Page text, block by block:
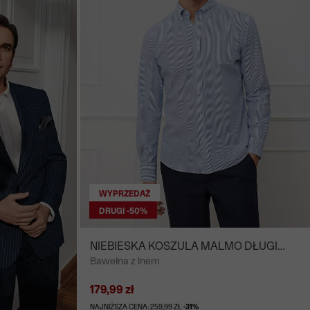
WYPRZEDAŻ
DRUGI -50%
NIEBIESKA KOSZULA MALMO DŁUGI
RĘKAW
Bawełna z lnem
179,99 zł
NAJNIŻSZA CENA: 259,99 ZŁ-31%